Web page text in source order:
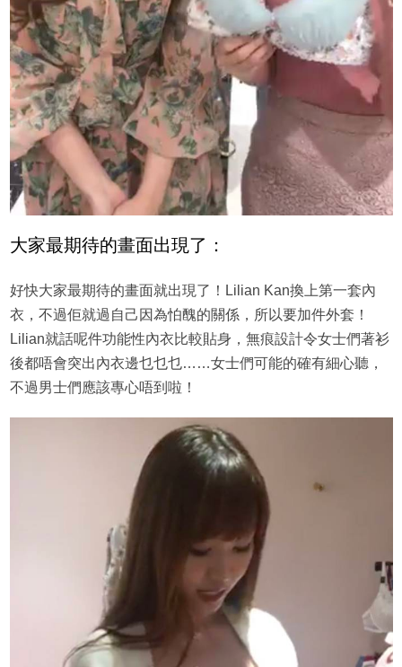
大家最期待的畫面出現了：
好快大家最期待的畫面就出現了！Lilian Kan換上第一套內
衣，不過佢就過自己因為怕醜的關係，所以要加件外套！
Lilian就話呢件功能性內衣比較貼身，無痕設計令女士們著衫
後都唔會突出內衣邊乜乜乜……女士們可能的確有細心聽，
不過男士們應該專心唔到啦！